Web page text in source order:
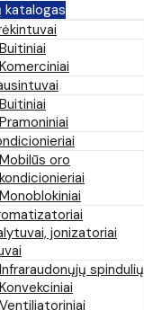
katalogas
Buitiniai
Komerciniai
Buitiniai
Pramoniniai
Mobilūs oro
kondicionieriai
Monoblokiniai
jonizatoriai
Infraraudonųjų spindulių
Konvekciniai
Ventiliatoriniai